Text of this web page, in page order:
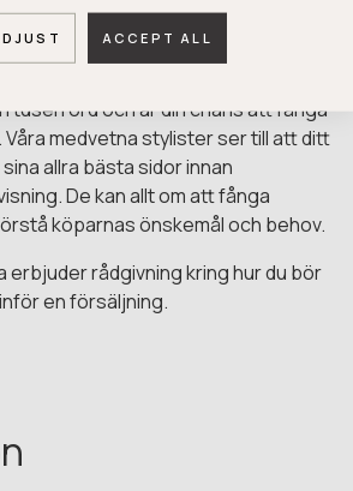
tusen ord och är din chans att fånga
medvetna stylister ser till att ditt
allra bästa sidor innan
De kan allt om att fånga
köparnas önskemål och behov.
erbjuder rådgivning kring hur du bör
en försäljning.
ACCEPT ALL